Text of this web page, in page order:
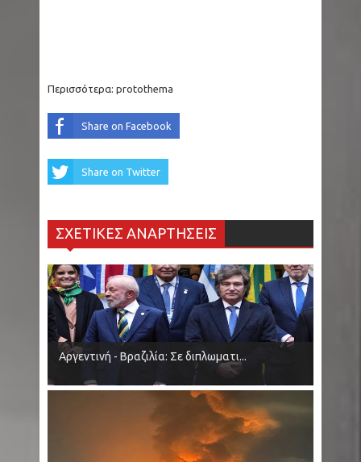
Περισσότερα: protothema
Share on Facebook
Share on Twitter
ΣΧΕΤΙΚΕΣ ΑΝΑΡΤΗΣΕΙΣ
Αργεντινή - Βραζιλία: Σε διπλωματι...